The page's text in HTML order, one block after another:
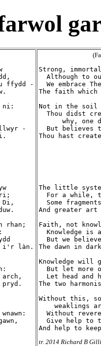
ffydd -
ni:
-
rhan;
i'r làn.
pryd.
Strong,
Although to
We embrace
The faith which
Not in the soil
Thou didst
why, one
But believes
Thou hast
The little
For a while,
Some
And greater art
Faith, not
Knowledge is
But we
The dawn in
Knowledge will
But let more
Let head and
The two
Without this,
weaklings
Without
Give help to
tr. 2014 Richard B